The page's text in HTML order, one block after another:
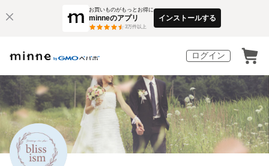
お買いものがもっとお得に
minneのアプリ
3万件以上
インストールする
ログイン